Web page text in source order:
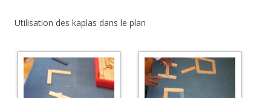
Utilisation des kaplas dans le plan